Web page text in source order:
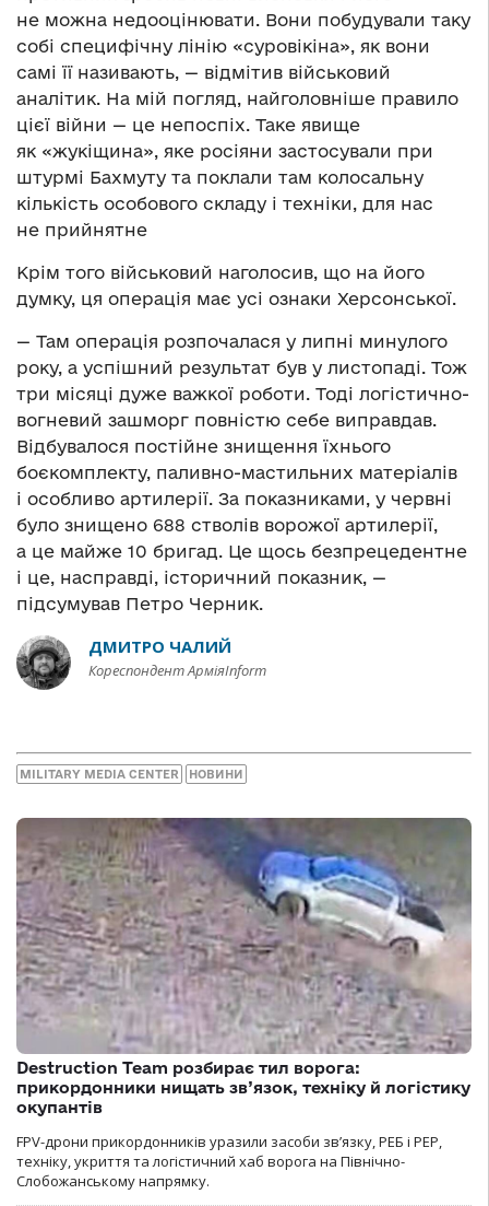
не можна недооцінювати. Вони побудували таку
собі специфічну лінію «суровікіна», як вони
самі її називають, — відмітив військовий
аналітик. На мій погляд, найголовніше правило
цієї війни — це непоспіх. Таке явище
як «жукіщина», яке росіяни застосували при
штурмі Бахмуту та поклали там колосальну
кількість особового складу і техніки, для нас
не прийнятне
Крім того військовий наголосив, що на його
думку, ця операція має усі ознаки Херсонської.
— Там операція розпочалася у липні минулого
року, а успішний результат був у листопаді. Тож
три місяці дуже важкої роботи. Тоді логістично-
вогневий зашморг повністю себе виправдав.
Відбувалося постійне знищення їхнього
боєкомплекту, паливно-мастильних матеріалів
і особливо артилерії. За показниками, у червні
було знищено 688 стволів ворожої артилерії,
а це майже 10 бригад. Це щось безпрецедентне
і це, насправді, історичний показник, —
підсумував Петро Черник.
ДМИТРО ЧАЛИЙ
Кореспондент АрміяInform
MILITARY MEDIA CENTER НОВИНИ
Destruction Team розбирає тил ворога:
прикордонники нищать зв’язок, техніку й логістику
окупантів
FPV-дрони прикордонників уразили засоби зв’язку, РЕБ і РЕР,
техніку, укриття та логістичний хаб ворога на Північно-
Слобожанському напрямку.